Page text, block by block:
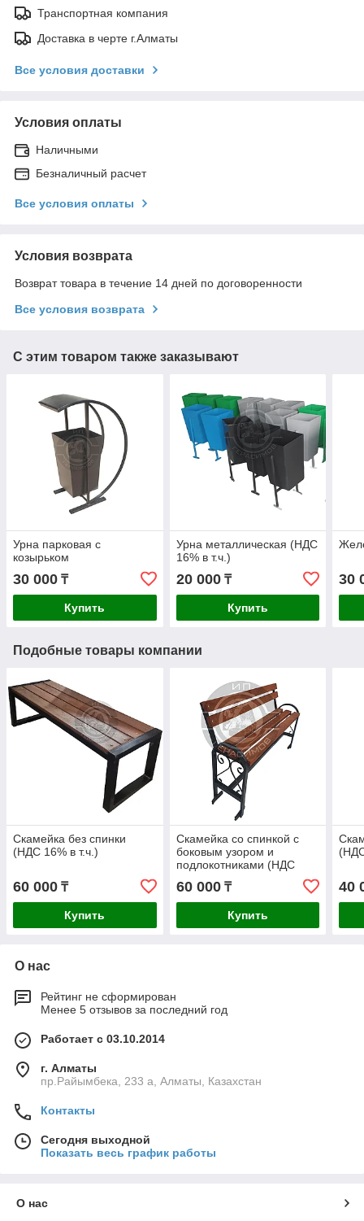
Транспортная компания
Доставка в черте г.Алматы
Все условия доставки
Условия оплаты
Наличными
Безналичный расчет
Все условия оплаты
Условия возврата
Возврат товара в течение 14 дней по договоренности
Все условия возврата
С этим товаром также заказывают
Урна парковая с
козырьком
30 000 ₸
Купить
Урна металлическая (НДС
16% в т.ч.)
20 000₸
Купить
30
Подобные товары компании
Скамейка без спинки
(НДС 16% в т.ч.)
60 000 ₸
Купить
Скамейка со спинкой с
боковым узором и
подлокотниками (НДС
60 000₸
Купить
40
О нас
Рейтинг не сформирован
Менее 5 отзывов за последний год
Работает с 03.10.2014
г. Алматы
пр.Райымбека, 233 а, Алматы, Казахстан
Контакты
Сегодня выходной
Показать весь график работы
О нас